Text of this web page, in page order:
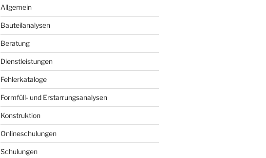
Allgemein
Bauteilanalysen
Beratung
Dienstleistungen
Fehlerkataloge
Formfüll- und Erstarrungsanalysen
Konstruktion
Onlineschulungen
Schulungen